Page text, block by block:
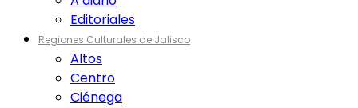
Editoriales
Regiones Culturales de Jalisco
Altos
Centro
Ciénega